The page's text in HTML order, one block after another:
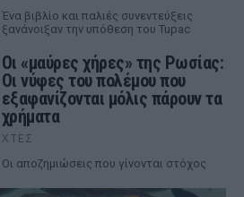
Ένα βιβλίο και παλιές συνεντεύξεις
ξανάνοιξαν την υπόθεση του Tupac
Οι «μαύρες χήρες» της Ρωσίας:
Οι νύφες του πολέμου που
εξαφανίζονται μόλις πάρουν τα
χρήματα
ΧΤΕΣ
Οι αποζημιώσεις που γίνονται στόχος